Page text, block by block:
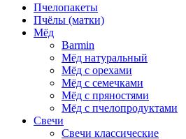
Пчелопакеты
Пчёлы (матки)
Мёд
Barmin
Мёд натуральный
Мёд с орехами
Мёд с семечками
Мёд с пряностями
Мёд с пчелопродуктами
Свечи
Свечи классические